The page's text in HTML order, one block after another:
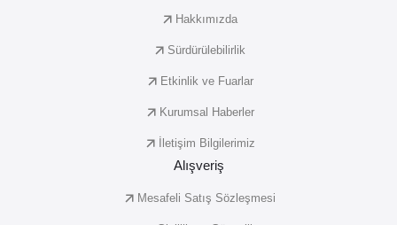
Hakkımızda
Sürdürülebilirlik
Etkinlik ve Fuarlar
Kurumsal Haberler
İletişim Bilgilerimiz
Alışveriş
Mesafeli Satış Sözleşmesi